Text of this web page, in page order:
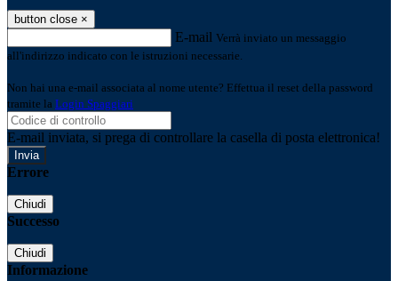
button close ×
E-mail Verrà inviato un messaggio
all'indirizzo indicato con le istruzioni necessarie.
Non hai una e-mail associata al nome utente? Effettua il reset della password
tramite la Login Spaggiari
E-mail inviata, si prega di controllare la casella di posta elettronica!
Errore
Chiudi
Successo
Chiudi
Informazione